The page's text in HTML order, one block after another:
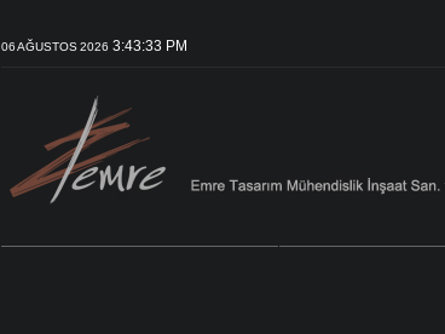
06 AĞUSTOS 2026 3:43:33 PM